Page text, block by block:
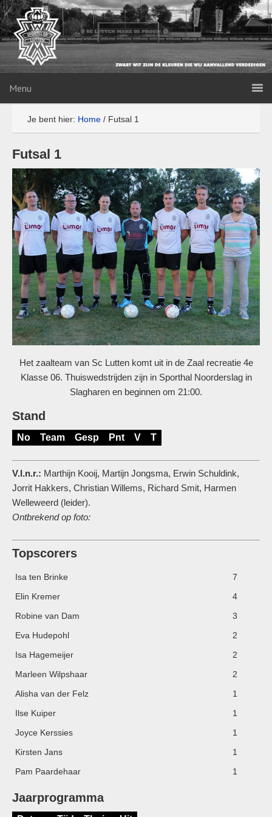
Menu
Je bent hier: Home / Futsal 1
Futsal 1
Het zaalteam van Sc Lutten komt uit in de Zaal recreatie 4e
Klasse 06. Thuiswedstrijden zijn in Sporthal Noorderslag in
Slagharen en beginnen om 21:00.
Stand
No Team Gesp Pnt V T
V.l.n.r.: Marthijn Kooij, Martijn Jongsma, Erwin Schuldink,
Jorrit Hakkers, Christian Willems, Richard Smit, Harmen
Welleweerd (leider).
Ontbrekend op foto:
Topscorers
Isa ten Brinke
7
Elin Kremer
4
Robine van Dam
3
Eva Hudepohl
2
Isa Hagemeijer
2
Marleen Wilpshaar
2
Alisha van der Felz
1
Ilse Kuiper
1
Joyce Kerssies
1
Kirsten Jans
1
Pam Paardehaar
1
Jaarprogramma